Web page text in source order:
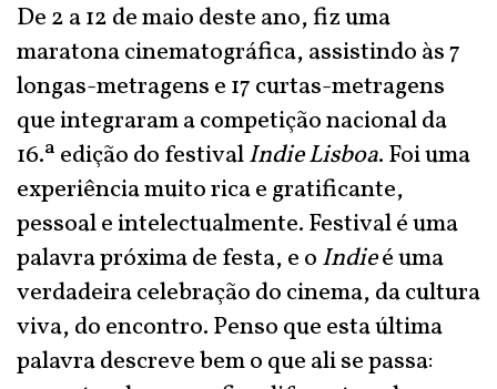
De 2 a 12 de maio deste ano, fiz uma
maratona cinematográfica, assistindo às 7
longas-metragens e 17 curtas-metragens
que integraram a competição nacional da
16.ª edição do festivalIndie Lisboa. Foi uma
experiência muito rica e gratificante,
pessoal e intelectualmente. Festival é uma
palavra próxima de festa, e oIndieé uma
verdadeira celebração do cinema, da cultura
viva, do encontro. Penso que esta última
palavra descreve bem o que ali se passa: